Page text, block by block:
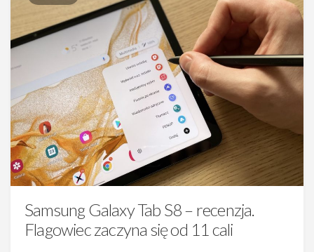
Samsung Galaxy Tab S8 – recenzja.
Flagowiec zaczyna się od 11 cali